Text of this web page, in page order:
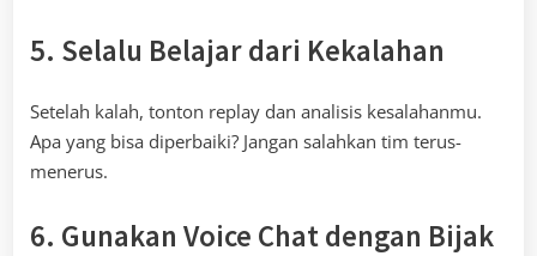
5. Selalu Belajar dari Kekalahan
Setelah kalah, tonton replay dan analisis kesalahanmu.
Apa yang bisa diperbaiki? Jangan salahkan tim terus-
menerus.
6. Gunakan Voice Chat dengan Bijak